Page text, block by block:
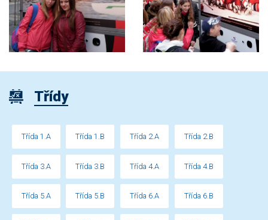
Třídy
Třída 1.A Třída 1.B Třída 2.A Třída 2.B
Třída 3.A Třída 3.B Třída 4.A Třída 4.B
Třída 5.A Třída 5.B Třída 6.A Třída 6.B